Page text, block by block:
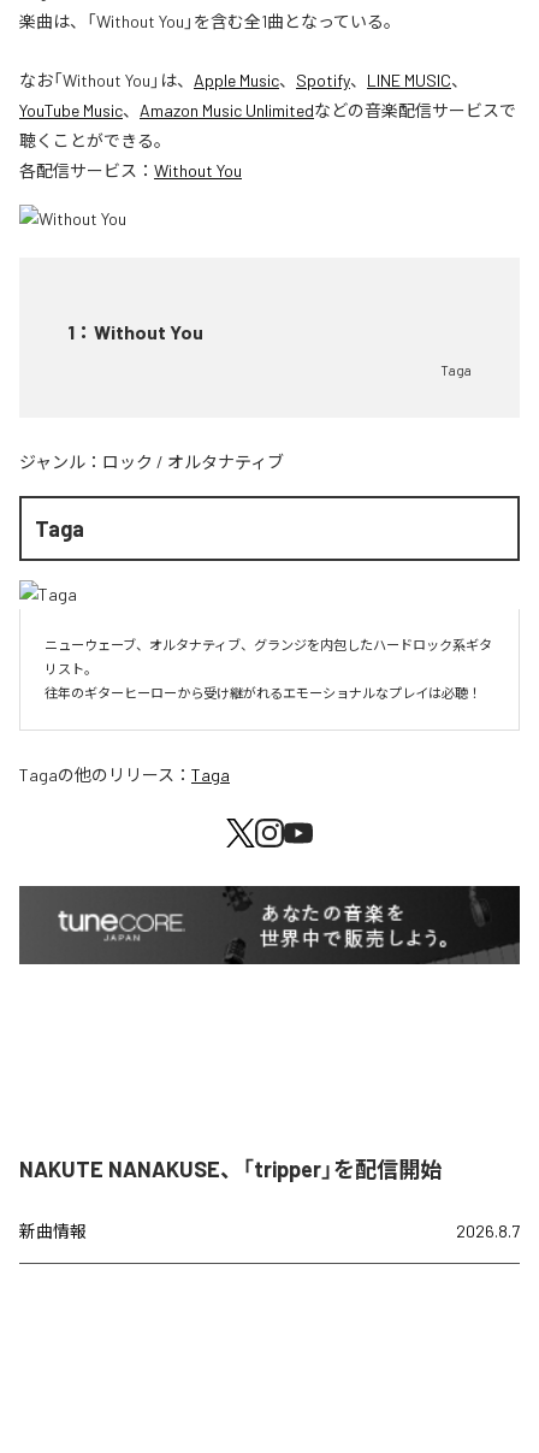
楽曲は、「Without You」を含む全1曲となっている。
なお「Without You 」は、 Apple Music、 Spotify、 LINE MUSIC、
YouTube Music、 Amazon Music Unlimitedなどの音楽配信サービスで
聴くことができる。
各配信サービス： Without You
1 ： Without You
Taga
ジャンル： ロック / オルタナティブ
Taga
ニューウェーブ、オルタナティブ、グランジを内包したハードロック系ギタ
リスト。
往年のギターヒーローから受け継がれるエモーショナルなプレイは必聴！
Tagaの他のリリース： Taga
NAKUTE NANAKUSE、「tripper」を配信開始
新曲情報 2026.8.7